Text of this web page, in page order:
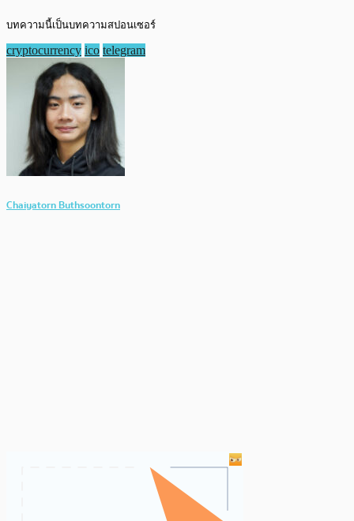
บทความนี้เป็นบทความสปอนเซอร์
cryptocurrency ico telegram
Chaiyatorn Buthsoontorn